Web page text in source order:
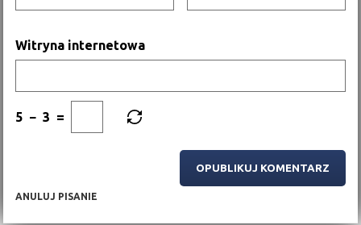
ANULUJ PISANIE
Witryna internetowa
5 − 3 =